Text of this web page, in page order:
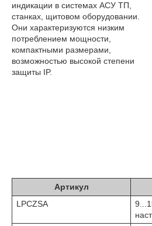
индикации в системах АСУ ТП,
станках, щитовом оборудовании.
Они характеризуются низким
потреблением мощности,
компактными размерами,
возможностью высокой степени
защиты IP.
Артикул
LPCZSA